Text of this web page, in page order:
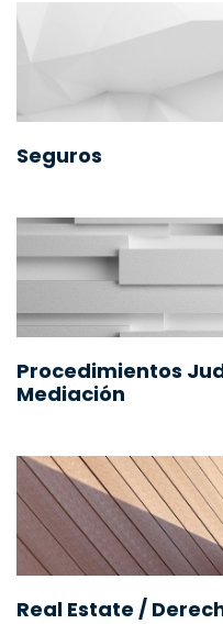
Seguros
Procedimientos
Mediación
Real Estate /